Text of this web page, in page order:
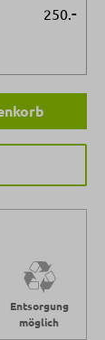
250.-
Entsorgung
möglich